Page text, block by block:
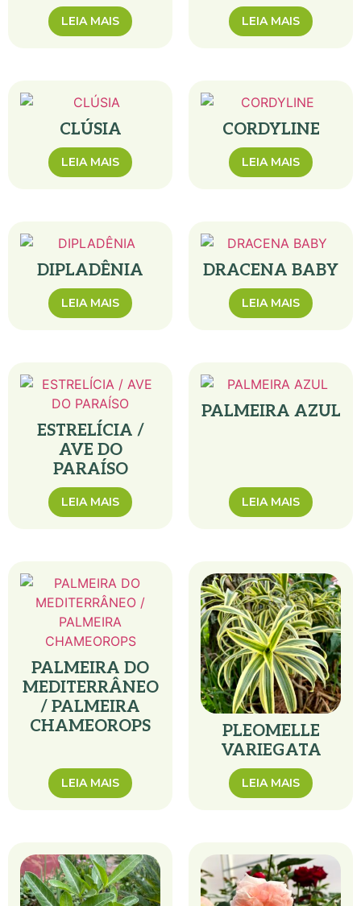
LEIA MAIS LEIA MAIS
CLÚSIA
LEIA MAIS
CORDYLINE
LEIA MAIS
DIPLADÊNIA
LEIA MAIS
DRACENA BABY
LEIA MAIS
ESTRELÍCIA /
AVE DO
PARAÍSO
LEIA MAIS
PALMEIRA AZUL
LEIA MAIS
PALMEIRA DO
MEDITERRÂNEO
/ PALMEIRA
CHAMEOROPS
LEIA MAIS
PLEOMELLE
VARIEGATA
LEIA MAIS